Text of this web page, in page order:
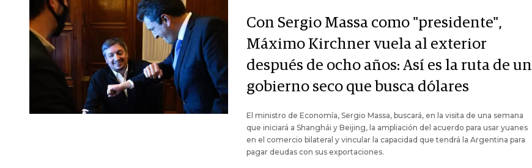
Con Sergio Massa como "presidente",
Máximo Kirchner vuela al exterior
después de ocho años: Así es la ruta de un
gobierno seco que busca dólares
El ministro de Economía, Sergio Massa, buscará, en la visita de una semana
que iniciará a Shanghái y Beijing, la ampliación del acuerdo para usar yuanes
en el comercio bilateral y vincular la capacidad que tendrá la Argentina para
pagar deudas con sus exportaciones.